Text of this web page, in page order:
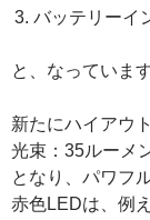
バッテリーイ
と、なっています
新たにハイアウ
光束：35ルーメ
となり、パワフ
赤色LEDは、例